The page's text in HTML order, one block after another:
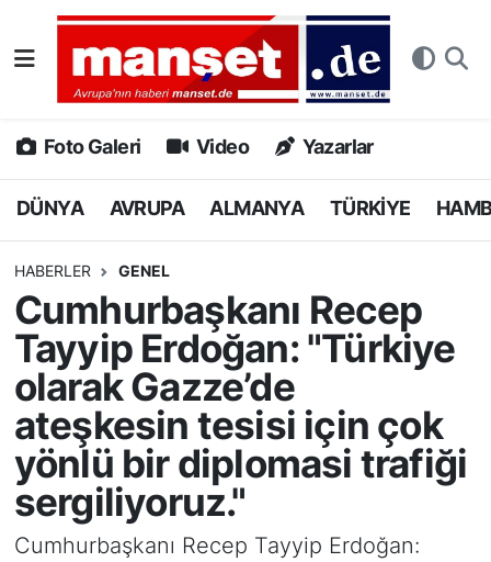
Foto Galeri Video Yazarlar
DÜNYA AVRUPA ALMANYA TÜRKİYE
HABERLER GENEL
Cumhurbaşkanı Recep
Tayyip Erdoğan: "Türkiye
olarak Gazze’de
ateşkesin tesisi için çok
yönlü bir diplomasi trafiği
sergiliyoruz."
Cumhurbaşkanı Recep Tayyip Erdoğan:
DÜNYA
AVRUPA
ALMANYA
HAMBURG
SPOR
DEUTSCH
EKONOMİ
SİYASET
Nöbetçi Eczaneler
Hava Durumu
Namaz Vakitleri
Puan Durumu ve Fikstür
Tüm Manşetler
Son Dakika Haberleri
Haber Arşivi